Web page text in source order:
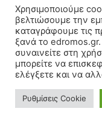
Εγγραφή
©
Χρησιμοποιούμε
βελτιώσουμε την
καταγράφουμε τις
ξανά το
συναινείτε στη
μπορείτε να
ελέγξετε και να
Ρυθμίσεις Cookie